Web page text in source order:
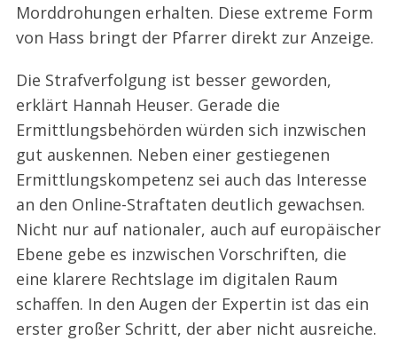
Morddrohungen erhalten. Diese extreme Form
von Hass bringt der Pfarrer direkt zur Anzeige.
Die Strafverfolgung ist besser geworden,
erklärt Hannah Heuser. Gerade die
Ermittlungsbehörden würden sich inzwischen
gut auskennen. Neben einer gestiegenen
Ermittlungskompetenz sei auch das Interesse
an den Online-Straftaten deutlich gewachsen.
Nicht nur auf nationaler, auch auf europäischer
Ebene gebe es inzwischen Vorschriften, die
eine klarere Rechtslage im digitalen Raum
schaffen. In den Augen der Expertin ist das ein
erster großer Schritt, der aber nicht ausreiche.